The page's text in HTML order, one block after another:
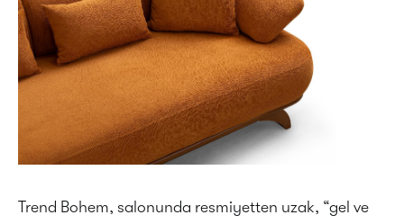
Trend Bohem, salonunda resmiyetten uzak, “gel ve